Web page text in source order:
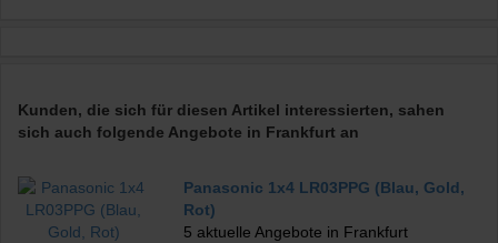
Kunden, die sich für diesen Artikel interessierten, sahen
sich auch folgende Angebote in Frankfurt an
Panasonic 1x4 LR03PPG (Blau, Gold,
Rot)
5 aktuelle Angebote in Frankfurt